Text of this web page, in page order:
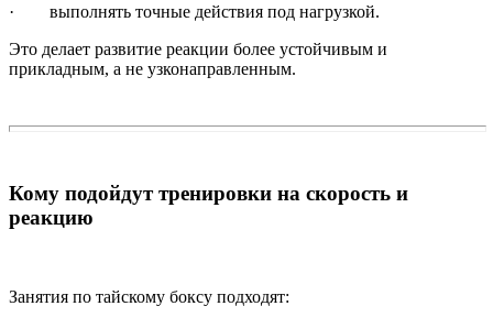
· выполнять точные действия под нагрузкой.
Это делает развитие реакции более устойчивым и
прикладным, а не узконаправленным.
Кому подойдут тренировки на скорость и
реакцию
Занятия по тайскому боксу подходят: